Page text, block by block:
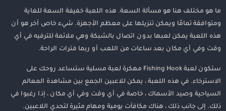
ما هو مختلف هنا هو مسألة السعة. هذه اللعبة خفيفة السعة للغاية
ومتوافقة تمامًا ويمكن تنزيلها على معظم الأجهزة. شيء خاص آخر هو أن
هذه اللعبة يمكن لعبها بدون اتصال بالشبكة وهي ملائمة للترفيه في أي
وقت وفي أي مكان بعد ساعات من اللعب أو ربما فترات الراحة.
ستكون لعبة Fishing Hook مهكرة لعبة مسلية ستساعد روحك على
الاسترخاء. في هذه اللعبة ، يمكن للاعبين الجمع بين مشاهدة المعالم
السياحية وصيد الأسماك ، خاصة في أي وقت وفي أي مكان ، إذا رغبوا في
ذلك. إلى جانب ذلك ، هناك مكافآت يومية ومهام مثيرة لتحدي اللاعبين.